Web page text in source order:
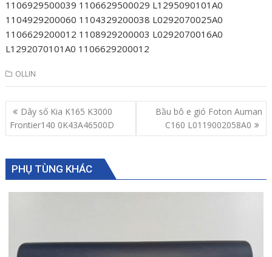
1106929500039 1106629500029 L1295090101A0
1104929200060 1104329200038 L0292070025A0
1106629200012 1108929200003 L0292070016A0
L1292070101A0 1106629200012
OLLIN
Post
navigation
Dây số Kia K165 K3000
Frontier140 0K43A46500D
Bầu bô e gió Foton Auman
C160 L0119002058A0
PHỤ TÙNG KHÁC